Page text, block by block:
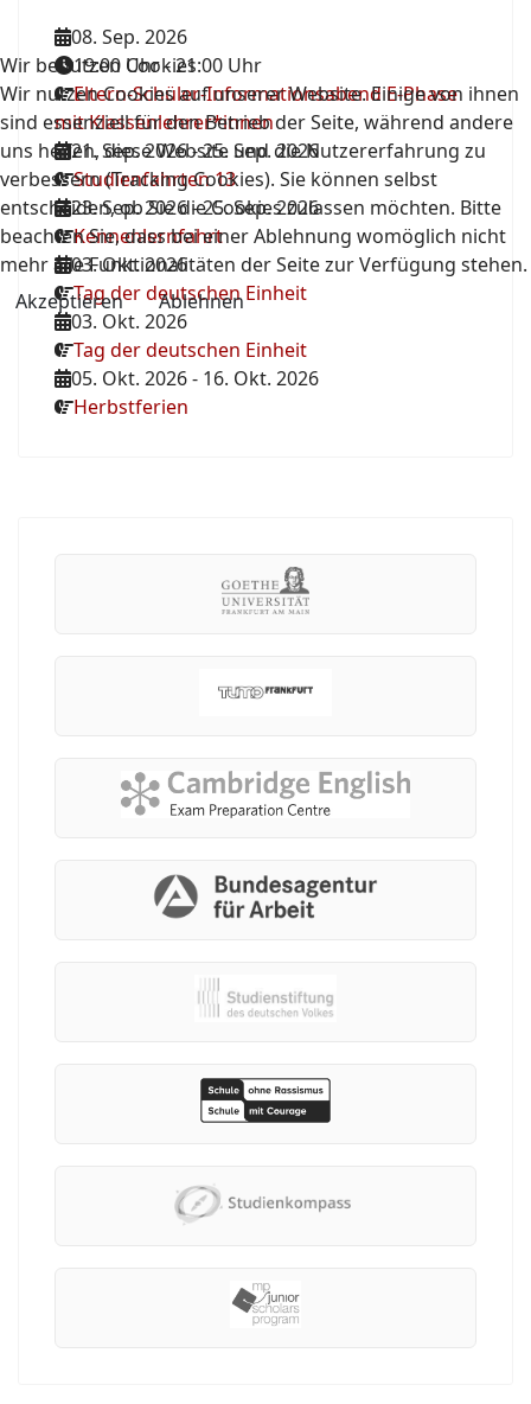
08. Sep. 2026
19:00 Uhr-21:00 Uhr
Eltern-Schüler-Informationsabend E-Phase
mit Klassenlehrer*innen
21. Sep. 2026-25. Sep. 2026
Studienfahrten 13
23. Sep. 2026-25. Sep. 2026
Kennenlernfahrt
03. Okt. 2026
Tag der deutschen Einheit
03. Okt. 2026
Tag der deutschen Einheit
05. Okt. 2026- 16. Okt. 2026
Herbstferien
Wir benutzen Cookies
Wir nutzen Cookies auf unserer Website. Einige von ihnen
sind essenziell für den Betrieb der Seite, während andere
uns helfen, diese Website und die Nutzererfahrung zu
verbessern (Tracking Cookies). Sie können selbst
entscheiden, ob Sie die Cookies zulassen möchten. Bitte
beachten Sie, dass bei einer Ablehnung womöglich nicht
mehr alle Funktionalitäten der Seite zur Verfügung stehen.
Akzeptieren
Ablehnen